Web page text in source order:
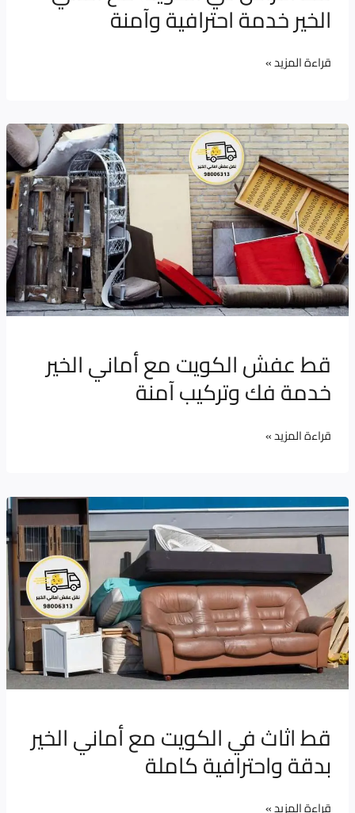
الخير خدمة احترافية وآمنة
قراءة المزيد »
قط عفش الكويت مع أماني الخير
خدمة فك وتركيب آمنة
قط
عفش
الكويت
مع
أماني
الخير
خدمة
فك
وتركيب
قراءة المزيد »
قط اثاث في الكويت مع أماني الخير
بدقة واحترافية كاملة
قط
اثاث
في
الكويت
أماني
الخير
بدقة
واحترافية
قراءة المزيد »